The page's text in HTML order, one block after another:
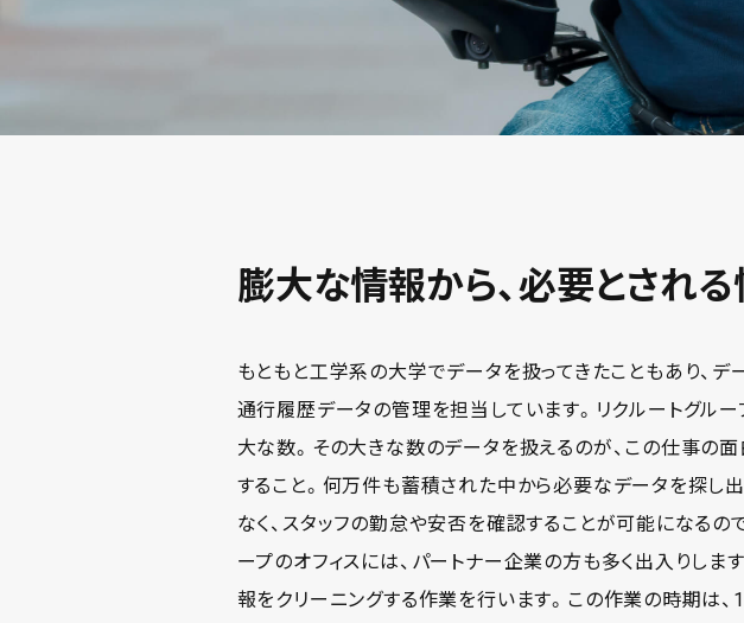
膨大な情報から、必要とされる
もともと工学系の大学でデータを扱ってきたこともあり、
通行履歴データの管理を担当しています。リクルートグル
大な数。その大きな数のデータを扱えるのが、この仕事の
すること。何万件も蓄積された中から必要なデータを探し
なく、スタッフの勤怠や安否を確認することが可能になる
ープのオフィスには、パートナー企業の方も多く出入りし
報をクリーニングする作業を行います。この作業の時期は